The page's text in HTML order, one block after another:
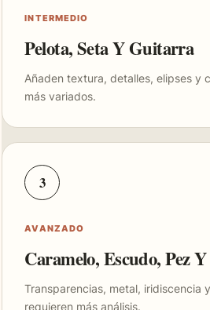
INTERMEDIO
Pelota, Seta Y Guitarra
Añaden textura, detalles, elipses y
más variados.
3
AVANZADO
Caramelo, Escudo, Pez
Transparencias, metal, iridiscencia
requieren más análisis.